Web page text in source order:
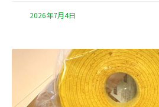
2026年7月4日